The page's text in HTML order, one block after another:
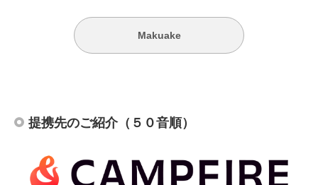
Makuake
提携先のご紹介（５０音順）